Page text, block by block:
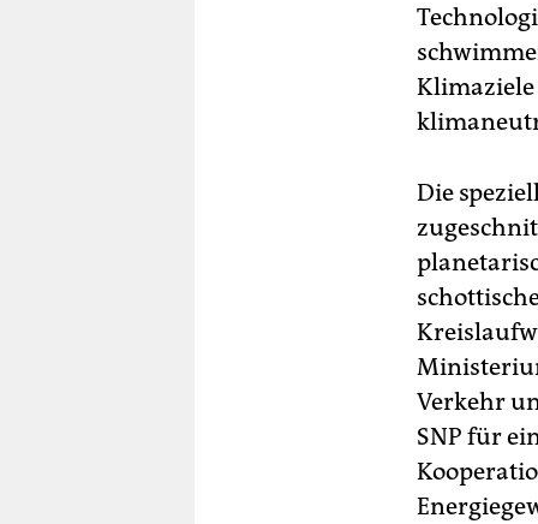
Klimaziele
Die
Verkehr
SNP für